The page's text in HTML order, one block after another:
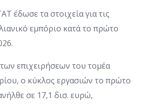
έδωσε τα στοιχεία για τις
εμπόριο κατά το πρώτο
επιχειρήσεων του τομέα
ο κύκλος εργασιών το πρώτο
σε 17,1 δισ. ευρώ,